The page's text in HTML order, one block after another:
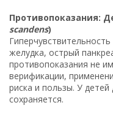
Противопоказания:
scandens)
желудка, острый
противопоказания не
верификации,
риска и пользы. У
сохраняется.